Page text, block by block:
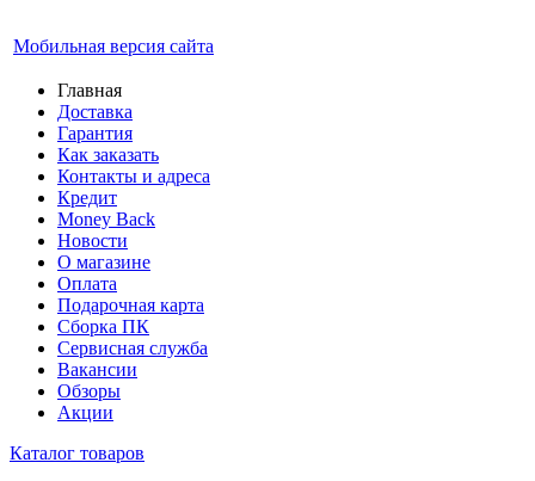
Мобильная версия сайта
Главная
Доставка
Гарантия
Как заказать
Контакты и адреса
Кредит
Money Back
Новости
О магазине
Оплата
Подарочная карта
Сборка ПК
Сервисная служба
Вакансии
Обзоры
Акции
Каталог товаров